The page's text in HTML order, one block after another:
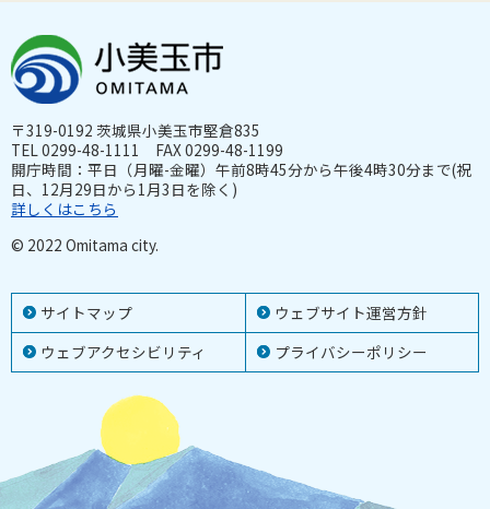
サイトマップ
ウェブサイト運営方針
ウェブアクセシビリティ
プライバシーポリシー
〒319-0192 茨城県小美玉市堅倉835
TEL 0299-48-1111 FAX 0299-48-1199
開庁時間：平日（月曜-金曜）午前8時45分から午後4時30分まで(祝
日、12月29日から1月3日を除く)
詳しくはこちら
© 2022 Omitama city.